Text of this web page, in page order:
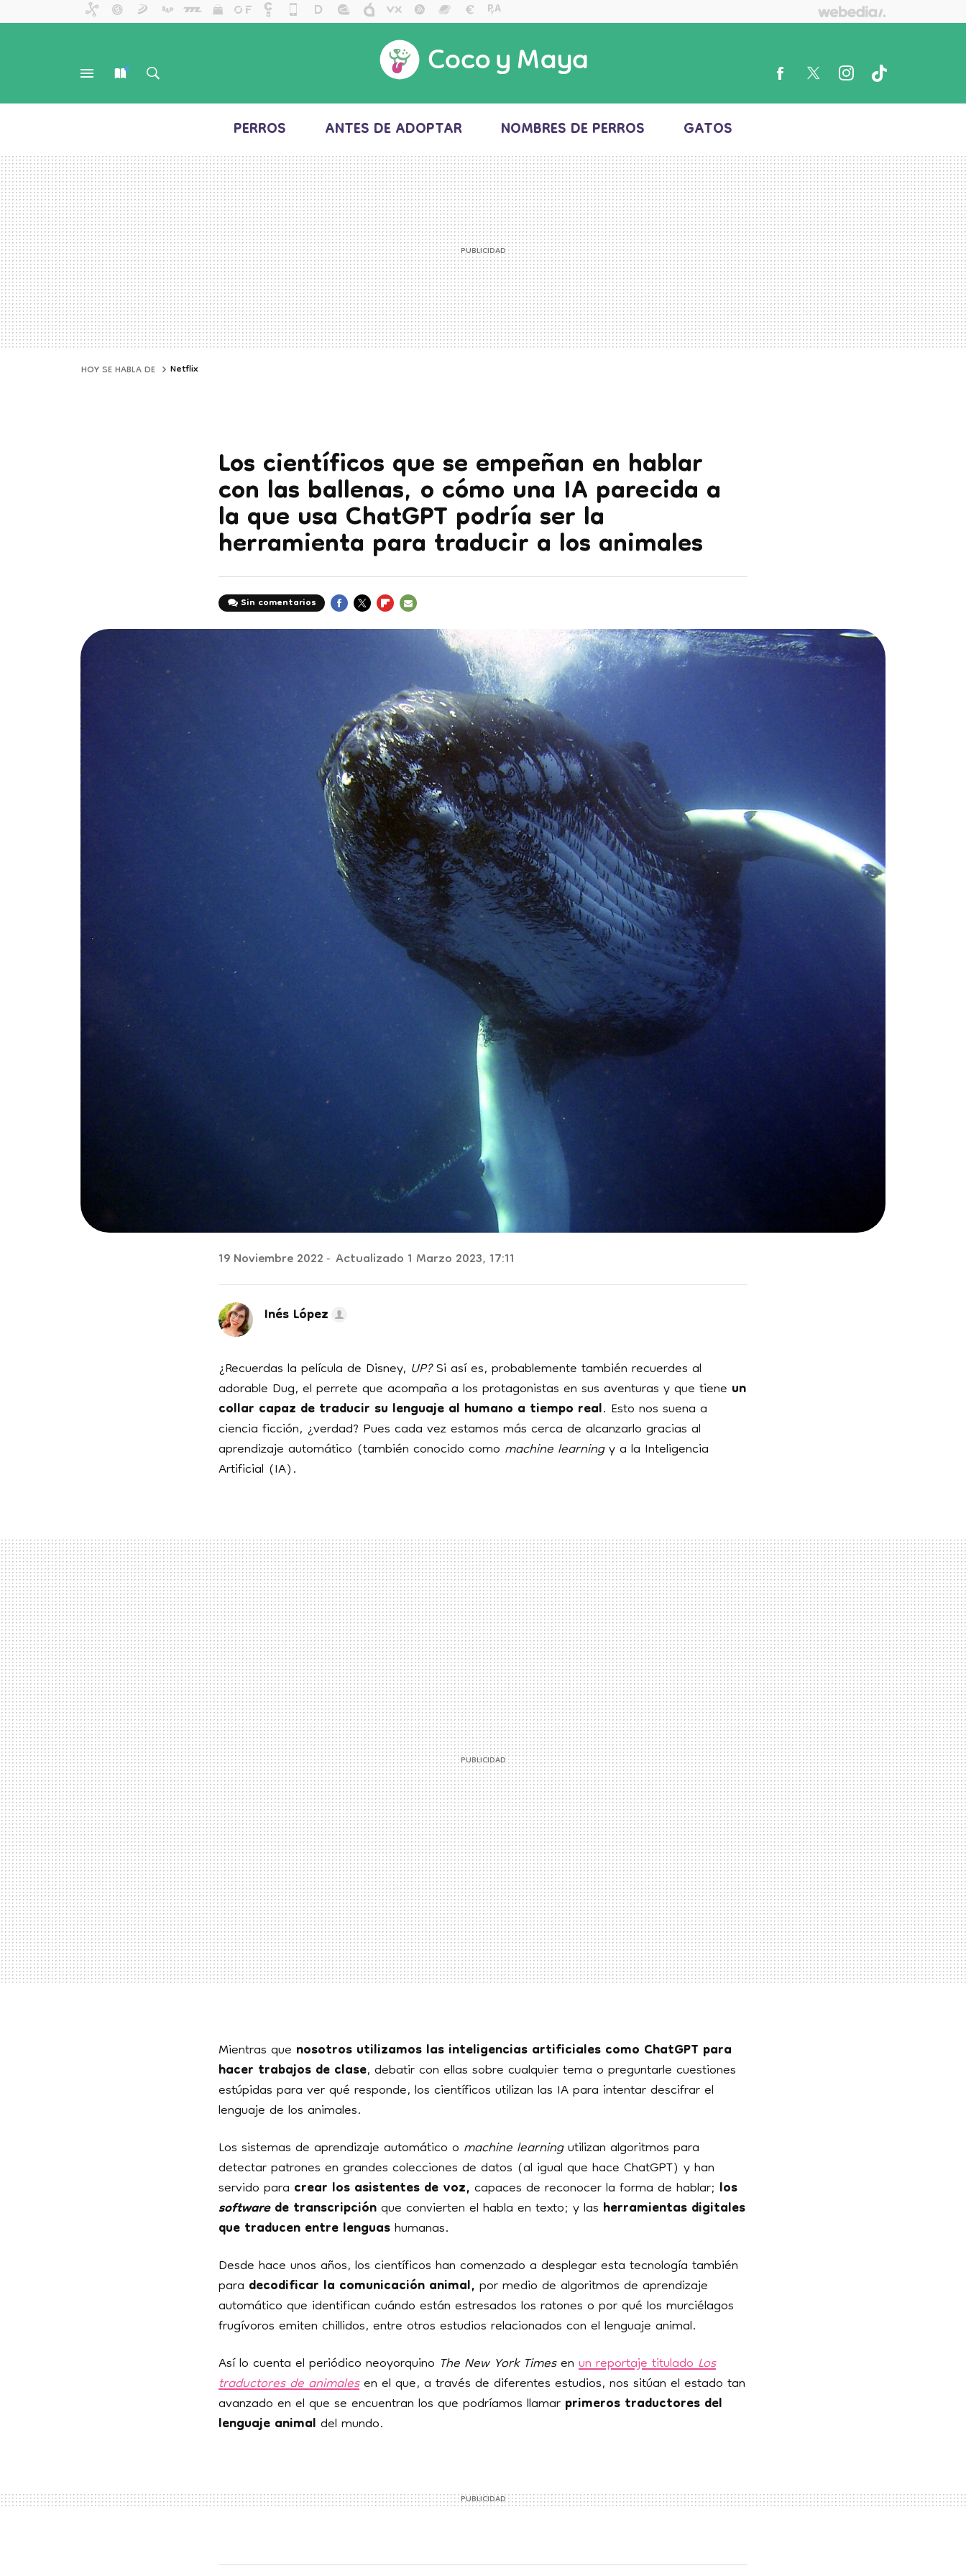
PERROS ANTES DE ADOPTAR NOMBRES DE PERROS GATOS
HOY SE HABLA DE Netflix
Los científicos que se empeñan en hablar
con las ballenas, o cómo una IA parecida a
la que usa ChatGPT podría ser la
herramienta para traducir a los animales
Sin comentarios
19 Noviembre 2022 Actualizado 1 Marzo 2023, 17:11
Inés López
¿Recuerdas la película de Disney, UP?Si así es, probablemente también recuerdes al
adorable Dug, el perrete que acompaña a los protagonistas en sus aventuras y que tieneun
collar capaz de traducir su lenguaje al humano a tiempo real. Esto nos suena a
ciencia ficción, ¿verdad? Pues cada vez estamos más cerca de alcanzarlo gracias al
aprendizaje automático (también conocido comomachine learningy a la Inteligencia
Artificial (IA).
Mientras quenosotros utilizamos las inteligencias artificiales como ChatGPT para
hacer trabajos de clase, debatir con ellas sobre cualquier tema o preguntarle cuestiones
estúpidas para ver qué responde, los científicos utilizan las IA para intentar descifrar el
lenguaje de los animales.
Los sistemas de aprendizaje automático omachine learningutilizan algoritmos para
detectar patrones en grandes colecciones de datos (al igual que hace ChatGPT) y han
servido paracrear los asistentes de voz,capaces de reconocer la forma de hablar; los
softwarede transcripciónque convierten el habla en texto; y lasherramientas digitales
que traducen entre lenguashumanas.
Desde hace unos años, los científicos han comenzado a desplegar esta tecnología también
paradecodificar la comunicación animal,por medio de algoritmos de aprendizaje
automático que identifican cuándo están estresados los ratones o por qué los murciélagos
frugívoros emiten chillidos, entre otros estudios relacionados con el lenguaje animal.
Así lo cuenta el periódico neoyorquino The New York Timesenun reportaje tituladoLos
traductores de animalesen el que, a través de diferentes estudios, nos sitúan el estado tan
avanzado en el que se encuentran los que podríamos llamarprimeros traductores del
lenguaje animaldel mundo.